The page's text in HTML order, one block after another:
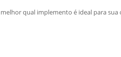
qual implemento é ideal para